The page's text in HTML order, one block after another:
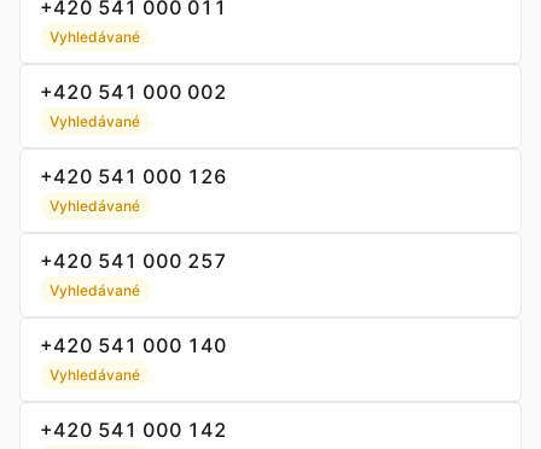
+420 541 000 011
Vyhledávané
+420 541 000 002
Vyhledávané
+420 541 000 126
Vyhledávané
+420 541 000 257
Vyhledávané
+420 541 000 140
Vyhledávané
+420 541 000 142